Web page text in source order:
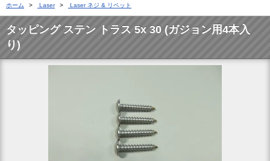
ホーム
> Laser > Laser ネジ & リベット
タッピング ステン トラス 5x 30 (ガジョン用4本入
り)